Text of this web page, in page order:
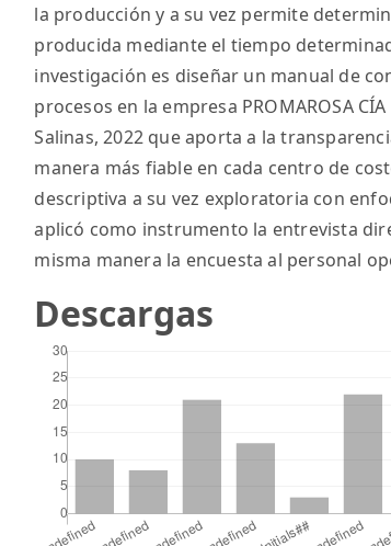
la producción y a su vez permite
producida mediante el tiempo
investigación es diseñar un manual de
procesos en la empresa PROMAROSA
Salinas, 2022 que aporta a la
manera más fiable en cada centro de
descriptiva a su vez exploratoria con
aplicó como instrumento la entrevista
misma manera la encuesta al personal
Descargas